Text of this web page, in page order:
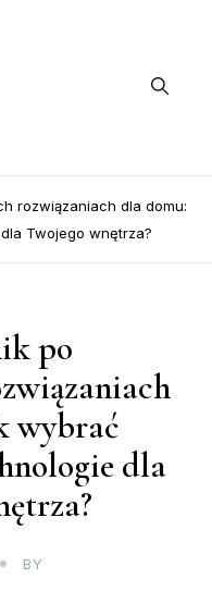
rozwiązaniach dla domu:
Twojego wnętrza?
po
wybrać
dla
BY